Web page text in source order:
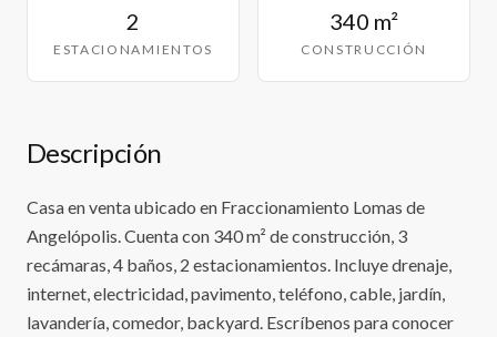
2
ESTACIONAMIENTOS
340 m²
CONSTRUCCIÓN
Descripción
Casa en venta ubicado en Fraccionamiento Lomas de
Angelópolis. Cuenta con 340 m² de construcción, 3
recámaras, 4 baños, 2 estacionamientos. Incluye drenaje,
internet, electricidad, pavimento, teléfono, cable, jardín,
lavandería, comedor, backyard. Escríbenos para conocer